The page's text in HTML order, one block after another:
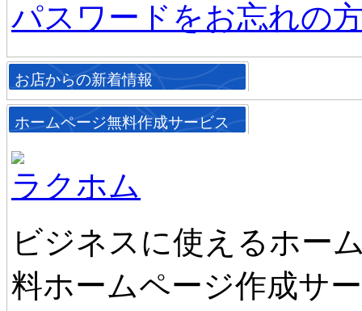
パスワードをお忘れの
お店からの新着情報
ホームページ無料作成サービス
ラクホム
ビジネスに使えるホー
料ホームページ作成サ